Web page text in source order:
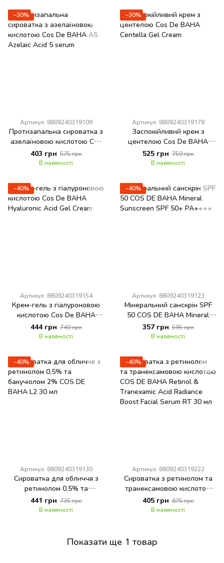
−30%
Артикул: 8809240319109
Протизапальна сироватка з
азелаїновою кислотою Cos
De BAHA A5 Azelaic Acid 5
serum
403 грн 575 грн
В наявності
−30%
Артикул: 8809240319178
Заспокійливий крем з
центелою Cos De BAHA
Centella Gel Cream
525 грн 750 грн
В наявності
−40%
Артикул: 8809240319154
Крем-гель з гіалуроновою
кислотою Cos De BAHA
Hyaluronic Acid Gel Cream
444 грн 740 грн
В наявності
−40%
Артикул: 8809240319123
Мінеральний санскрін SPF
50 COS DE BAHA Mineral
Sunscreen SPF 50+ PA++++
357 грн 595 грн
В наявності
−40%
Артикул: 8809240319130
Сироватка для обличчя з
ретинолом 0,5% та
бакучіолом 2% COS DE
BAHA L2 30 мл
441 грн 735 грн
В наявності
−40%
Артикул: 8809240319222
Сироватка з ретинолом та
транексамовою кислотою
COS DE BAHA Retinol &
Tranexamic Acid Radiance
405 грн 675 грн
В наявності
Показати ще 1 товар